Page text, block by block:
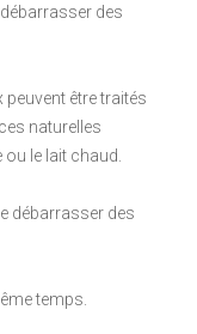
des
être traités
naturelles
le lait chaud.
débarrasser des
temps.